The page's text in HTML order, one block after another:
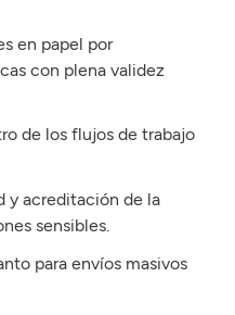
en papel por
con plena validez
de los flujos de trabajo
y acreditación de la
sensibles.
para envíos masivos